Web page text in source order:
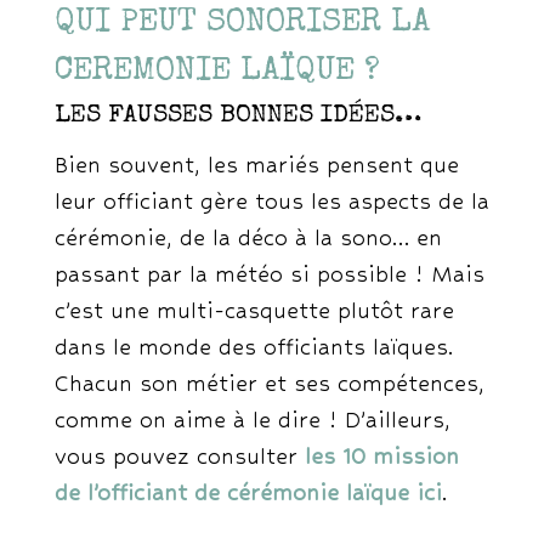
QUI PEUT SONORISER LA
CEREMONIE LAÏQUE ?
LES FAUSSES BONNES IDÉES…
Bien souvent, les mariés pensent que
leur officiant gère tous les aspects de la
cérémonie, de la déco à la sono… en
passant par la météo si possible ! Mais
c’est une multi-casquette plutôt rare
dans le monde des officiants laïques.
Chacun son métier et ses compétences,
comme on aime à le dire ! D’ailleurs,
vous pouvez consulter les 10 mission
de l’officiant de cérémonie laïque ici.